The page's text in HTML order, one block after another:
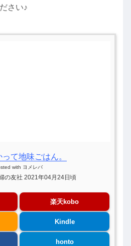
さい♪
て地味ごはん。
with ヨメレバ
の友社 2021年04月24日頃
楽天kobo
Kindle
honto